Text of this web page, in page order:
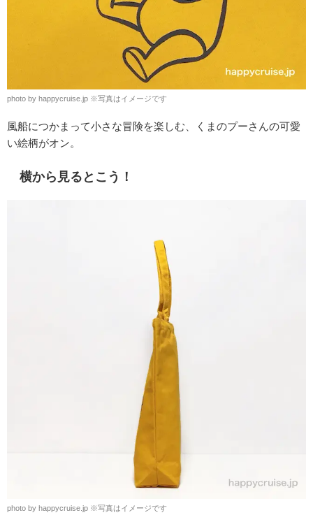
photo by happycruise.jp ※写真はイメージです
風船につかまって小さな冒険を楽しむ、くまのプーさんの可愛
い絵柄がオン。
横から見るとこう！
photo by happycruise.jp ※写真はイメージです